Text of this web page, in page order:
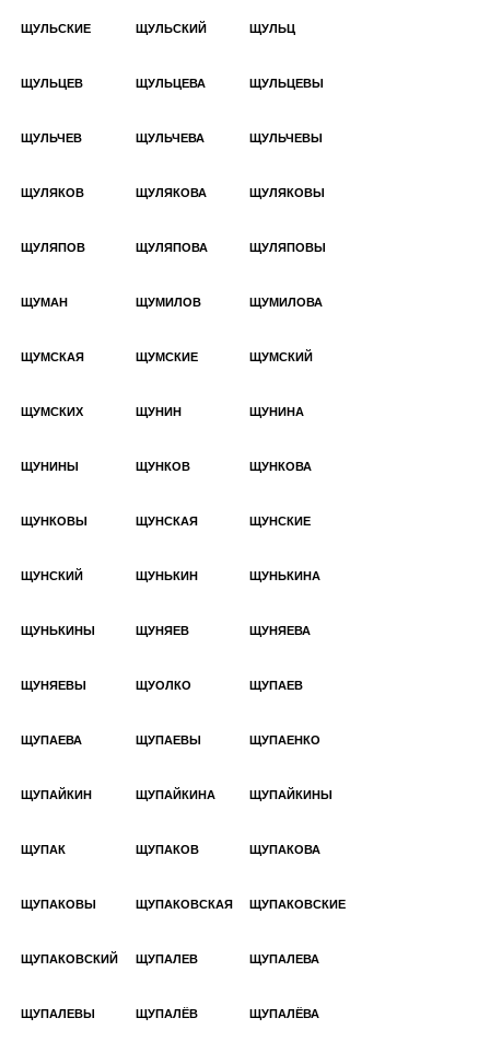
ЩУЛЬСКИЕ ЩУЛЬСКИЙ ЩУЛЬЦ
ЩУЛЬЦЕВ ЩУЛЬЦЕВА ЩУЛЬЦЕВЫ
ЩУЛЬЧЕВ ЩУЛЬЧЕВА ЩУЛЬЧЕВЫ
ЩУЛЯКОВ ЩУЛЯКОВА ЩУЛЯКОВЫ
ЩУЛЯПОВ ЩУЛЯПОВА ЩУЛЯПОВЫ
ЩУМАН ЩУМИЛОВ ЩУМИЛОВА
ЩУМСКАЯ ЩУМСКИЕ ЩУМСКИЙ
ЩУМСКИХ ЩУНИН ЩУНИНА
ЩУНИНЫ ЩУНКОВ ЩУНКОВА
ЩУНКОВЫ ЩУНСКАЯ ЩУНСКИЕ
ЩУНСКИЙ ЩУНЬКИН ЩУНЬКИНА
ЩУНЬКИНЫ ЩУНЯЕВ ЩУНЯЕВА
ЩУНЯЕВЫ ЩУОЛКО ЩУПАЕВ
ЩУПАЕВА ЩУПАЕВЫ ЩУПАЕНКО
ЩУПАЙКИН ЩУПАЙКИНА ЩУПАЙКИНЫ
ЩУПАК ЩУПАКОВ ЩУПАКОВА
ЩУПАКОВЫ ЩУПАКОВСКАЯ ЩУПАКОВСКИЕ
ЩУПАКОВСКИЙ ЩУПАЛЕВ ЩУПАЛЕВА
ЩУПАЛЕВЫ ЩУПАЛЁВ ЩУПАЛЁВА